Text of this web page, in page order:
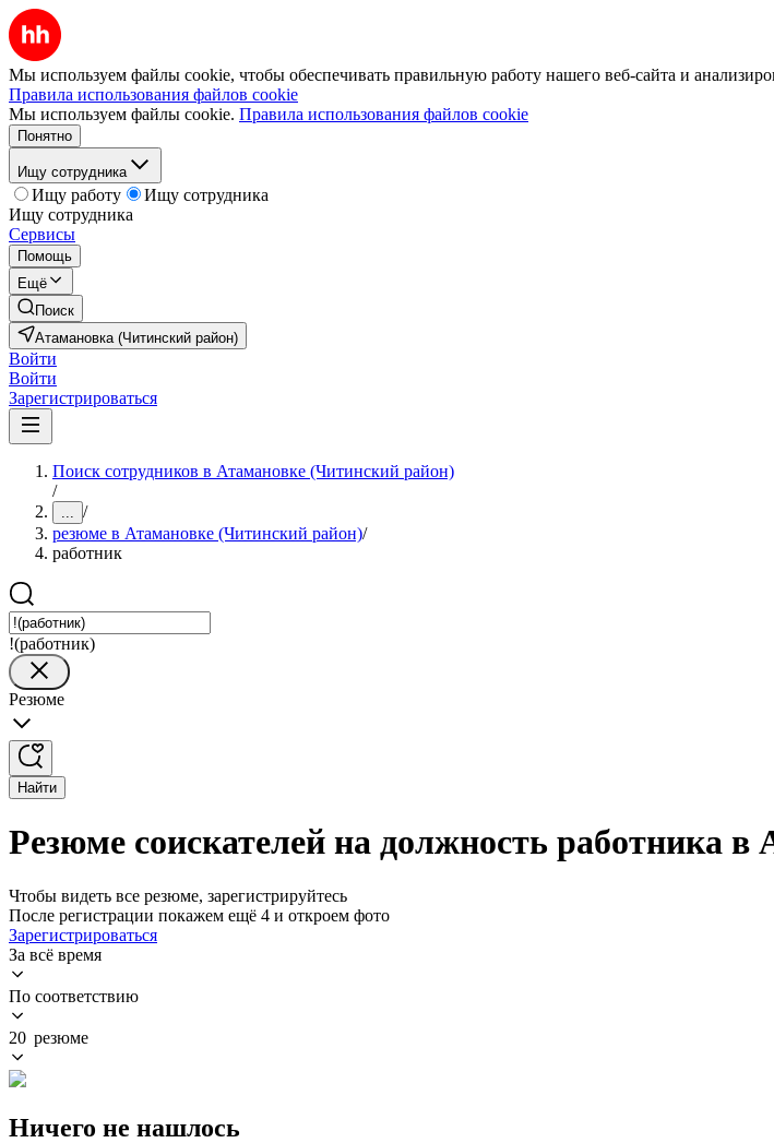
Мы используем файлы cookie, чтобы обеспечивать правильную работу нашего веб-сайта и
Правила использования файлов cookie
Мы используем файлы cookie. Правила использования файлов cookie
Понятно
Ищу сотрудника
Ищу работу
Ищу сотрудника
Ищу сотрудника
Сервисы
Помощь
Ещё
Поиск
Атамановка (Читинский район)
Войти
Войти
Зарегистрироваться
Поиск сотрудников в Атамановке (Читинский район)
/
... /
резюме в Атамановке (Читинский район)/
работник
!(работник)
Резюме
Найти
Резюме соискателей на должность работника
Чтобы видеть все резюме, зарегистрируйтесь
После регистрации покажем ещё 4 и откроем фото
Зарегистрироваться
За всё время
По соответствию
20 резюме
Ничего не нашлось